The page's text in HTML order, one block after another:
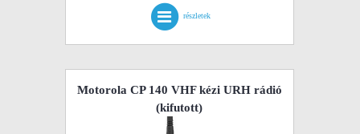
részletek
Motorola CP 140 VHF kézi URH rádió
(kifutott)